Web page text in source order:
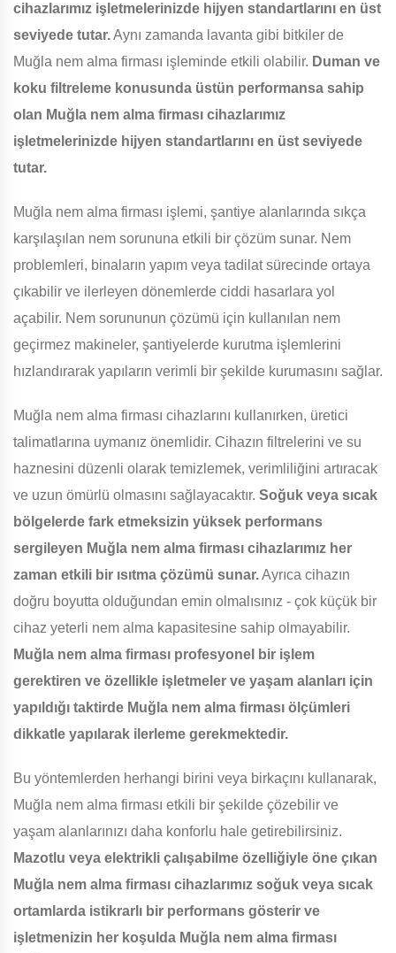
cihazlarımız işletmelerinizde hijyen standartlarını en üst
seviyede tutar.Aynı zamanda lavanta gibi bitkiler de
Muğla nem alma firması işleminde etkili olabilir. Duman ve
koku filtreleme konusunda üstün performansa sahip
olan Muğla nem alma firması cihazlarımız
işletmelerinizde hijyen standartlarını en üst seviyede
tutar.
Muğla nem alma firması işlemi, şantiye alanlarında sıkça
karşılaşılan nem sorununa etkili bir çözüm sunar. Nem
problemleri, binaların yapım veya tadilat sürecinde ortaya
çıkabilir ve ilerleyen dönemlerde ciddi hasarlara yol
açabilir. Nem sorununun çözümü için kullanılan nem
geçirmez makineler, şantiyelerde kurutma işlemlerini
hızlandırarak yapıların verimli bir şekilde kurumasını sağlar.
Muğla nem alma firması cihazlarını kullanırken, üretici
talimatlarına uymanız önemlidir. Cihazın filtrelerini ve su
haznesini düzenli olarak temizlemek, verimliliğini artıracak
ve uzun ömürlü olmasını sağlayacaktır. Soğuk veya sıcak
bölgelerde fark etmeksizin yüksek performans
sergileyen Muğla nem alma firması cihazlarımız her
zaman etkili bir ısıtma çözümü sunar.Ayrıca cihazın
doğru boyutta olduğundan emin olmalısınız - çok küçük bir
cihaz yeterli nem alma kapasitesine sahip olmayabilir.
Muğla nem alma firması profesyonel bir işlem
gerektiren ve özellikle işletmeler ve yaşam alanları için
yapıldığı taktirde Muğla nem alma firması ölçümleri
dikkatle yapılarak ilerleme gerekmektedir.
Bu yöntemlerden herhangi birini veya birkaçını kullanarak,
Muğla nem alma firması etkili bir şekilde çözebilir ve
yaşam alanlarınızı daha konforlu hale getirebilirsiniz.
Mazotlu veya elektrikli çalışabilme özelliğiyle öne çıkan
Muğla nem alma firması cihazlarımız soğuk veya sıcak
ortamlarda istikrarlı bir performans gösterir ve
işletmenizin her koşulda Muğla nem alma firması